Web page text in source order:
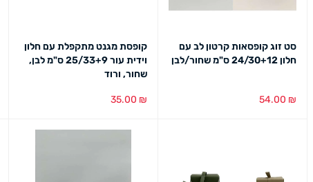
סט זוג קופסאות קרטון לב עם
חלון 24/30+12 ס"מ שחור/לבן
54.00 ₪
קופסת מגנט מתקפלת עם חלון
וידית עור 25/33+9 ס"מ לבן,
שחור, ורוד
35.00 ₪